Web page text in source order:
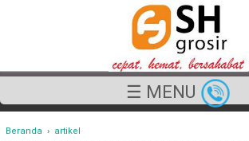
☰ MENU
Beranda › artikel